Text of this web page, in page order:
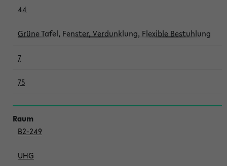
44
Grüne Tafel, Fenster, Verdunklung, Flexible Bestuhlung
7
75
B2-249
UHG